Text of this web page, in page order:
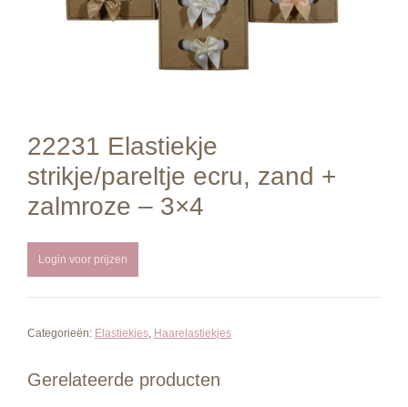
22231 Elastiekje
strikje/pareltje ecru, zand +
zalmroze – 3×4
Login voor prijzen
Categorieën: Elastiekjes, Haarelastiekjes
Gerelateerde producten